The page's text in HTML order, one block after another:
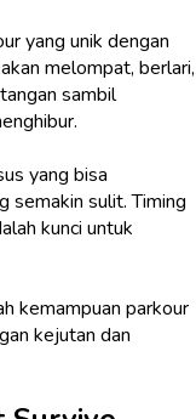
yang unik dengan
melompat, berlari,
sambil
yang bisa
semakin sulit. Timing
kunci untuk
kemampuan parkour
kejutan dan